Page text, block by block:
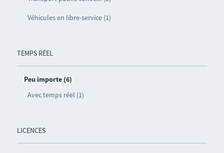
Véhicules en libre-service (1)
TEMPS RÉEL
Peu importe (6)
Avec temps réel (1)
LICENCES